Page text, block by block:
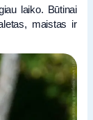
laiko. Būtinai
maistas ir